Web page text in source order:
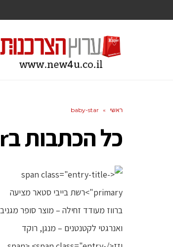
ראשי »
baby-star
כל הכתבות ב